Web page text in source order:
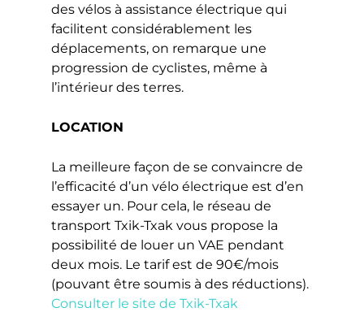
des vélos à assistance électrique qui
facilitent considérablement les
déplacements, on remarque une
progression de cyclistes, même à
l’intérieur des terres.
LOCATION
La meilleure façon de se convaincre de
l’efficacité d’un vélo électrique est d’en
essayer un. Pour cela, le réseau de
transport Txik-Txak vous propose la
possibilité de louer un VAE pendant
deux mois. Le tarif est de 90€/mois
(pouvant être soumis à des réductions).
Consulter le site de Txik-Txak